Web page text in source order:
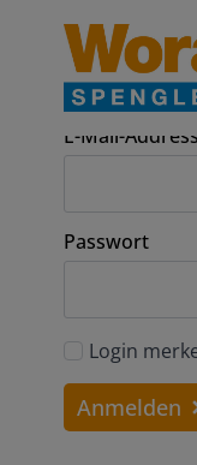
E-Mail-
Passwort
Login
Anmelden